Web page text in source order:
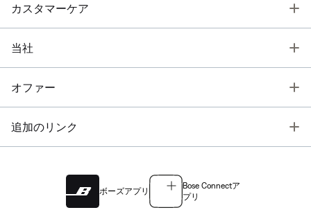
カスタマーケア
当社
オファー
追加のリンク
ボーズアプリ
Bose Connectア
プリ